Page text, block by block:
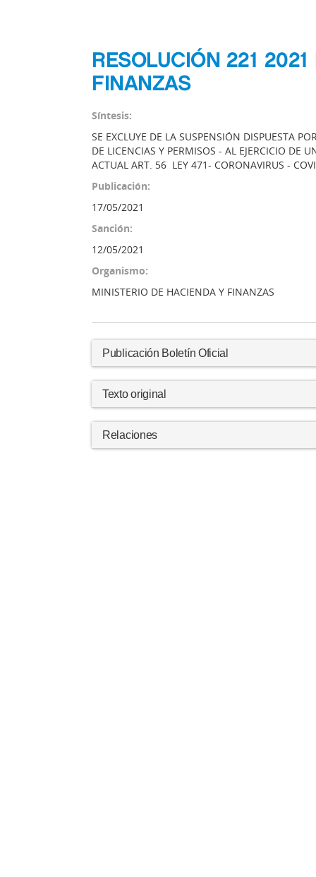
RESOLUCIÓN 221
FINANZAS
Síntesis:
SE EXCLUYE DE LA SUSPENSIÓN DISPUESTA
DE LICENCIAS Y PERMISOS - AL EJERCICIO DE
ACTUAL ART. 56 LEY 471- CORONAVIRUS -
Publicación:
17/05/2021
Sanción:
12/05/2021
Organismo:
MINISTERIO DE HACIENDA Y FINANZAS
Publicación Boletín Oficial
Texto original
Relaciones